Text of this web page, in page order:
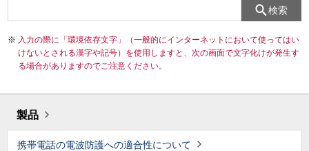
検索
入力の際に「環境依存文字」（一般的にインターネットにおいて使ってはい
けないとされる漢字や記号）を使用しますと、次の画面で文字化けが発生す
る場合がありますのでご注意ください。
製品
携帯電話の電波防護への適合性について